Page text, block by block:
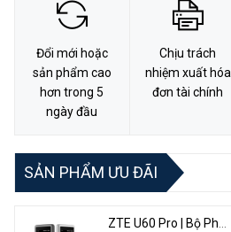
Đổi mới hoặc
sản phẩm cao
hơn trong 5
ngày đầu
Chịu trách
nhiệm xuất hóa
đơn tài chính
SẢN PHẨM ƯU ĐÃI
ZTE U60 Pro | Bộ Phát 5G Cầm Tay Tích Hợp Công Nghệ WiFi 7, Pin 10000mAh